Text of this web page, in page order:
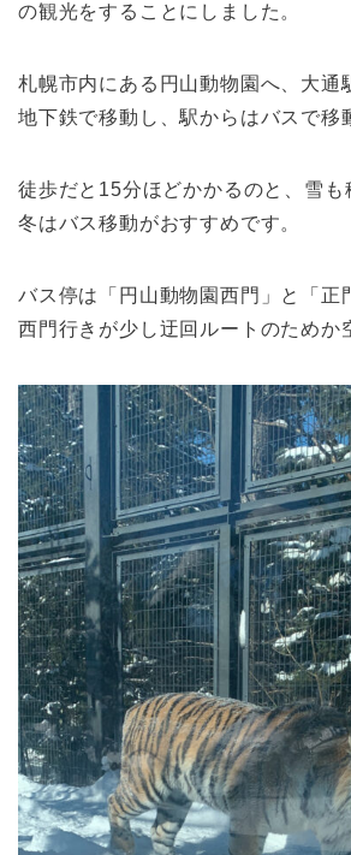
の観光をすることにしました。
札幌市内にある円山動物園へ、大通
地下鉄で移動し、駅からはバスで移
徒歩だと15分ほどかかるのと、雪も
冬はバス移動がおすすめです。
バス停は「円山動物園西門」と「正
西門行きが少し迂回ルートのためか